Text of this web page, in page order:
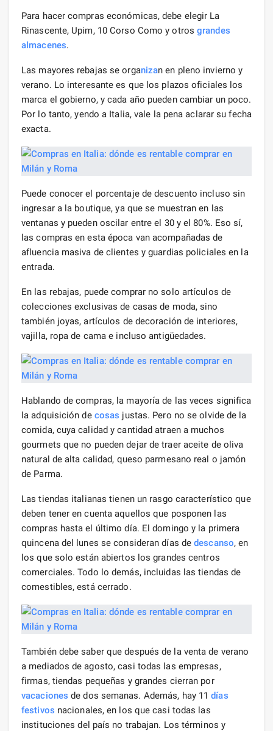
Para hacer compras económicas, debe elegir La
Rinascente, Upim, 10 Corso Como y otrosgrandes
almacenes.
Las mayores rebajas se organizan en pleno invierno y
verano. Lo interesante es que los plazos oficiales los
marca el gobierno, y cada año pueden cambiar un poco.
Por lo tanto, yendo a Italia, vale la pena aclarar su fecha
exacta.
Puede conocer el porcentaje de descuento incluso sin
ingresar a la boutique, ya que se muestran en las
ventanas y pueden oscilar entre el 30 y el 80%. Eso sí,
las compras en esta época van acompañadas de
afluencia masiva de clientes y guardias policiales en la
entrada.
En las rebajas, puede comprar no solo artículos de
colecciones exclusivas de casas de moda, sino
también joyas, artículos de decoración de interiores,
vajilla, ropa de cama e incluso antigüedades.
Hablando de compras, la mayoría de las veces significa
la adquisición de cosas justas. Pero no se olvide de la
comida, cuya calidad y cantidad atraen a muchos
gourmets que no pueden dejar de traer aceite de oliva
natural de alta calidad, queso parmesano real o jamón
de Parma.
Las tiendas italianas tienen un rasgo característico que
deben tener en cuenta aquellos que posponen las
compras hasta el último día. El domingo y la primera
quincena del lunes se consideran días dedescanso, en
los que solo están abiertos los grandes centros
comerciales. Todo lo demás, incluidas las tiendas de
comestibles, está cerrado.
También debe saber que después de la venta de verano
a mediados de agosto, casi todas las empresas,
firmas, tiendas pequeñas y grandes cierran por
vacaciones de dos semanas. Además, hay 11días
festivos nacionales, en los que casi todas las
instituciones del país no trabajan. Los términos y